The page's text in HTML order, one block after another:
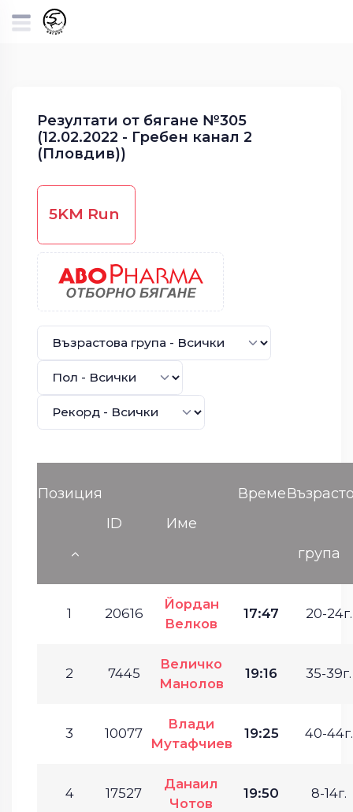
Резултати от бягане №305
(12.02.2022 - Гребен канал 2
(Пловдив))
5KM Run
Позиция
ID
Име
Време
група
1 20616
Йордан
Велков
17:47 20-24г.
2 7445
Величко
Манолов
19:16 35-39г.
3 10077
Влади
Мутафчиев
19:25 40-44г.
4 17527
Данаил
Чотов
19:50 8-14г.